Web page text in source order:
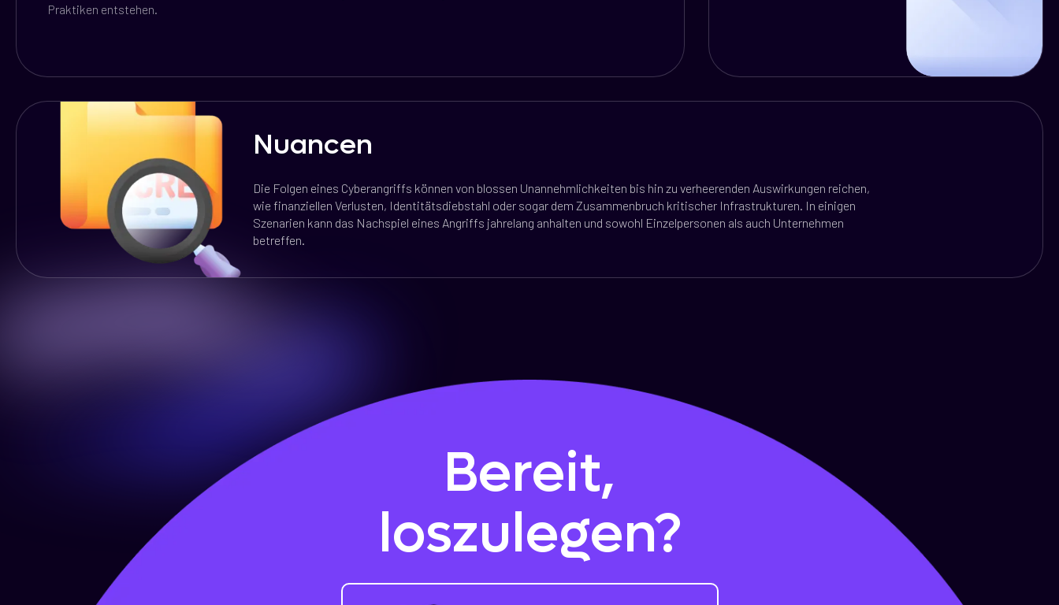
Nuancen
Die Folgen eines Cyberangriffs können von blossen Unannehmlichkeiten bis hin zu verheerenden Auswirkungen reichen,
wie finanziellen Verlusten, Identitätsdiebstahl oder sogar dem Zusammenbruch kritischer Infrastrukturen. In einigen
Szenarien kann das Nachspiel eines Angriffs jahrelang anhalten und sowohl Einzelpersonen als auch Unternehmen
betreffen.
Praktiken entstehen.
Bereit,
loszulegen?